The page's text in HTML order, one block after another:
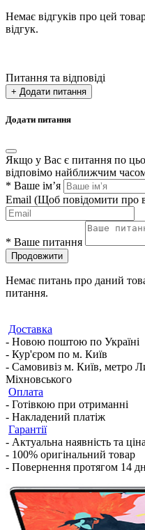
Немає відгуків про цей
відгук.
Питання та відповіді
+ Додати питання
Додати питання
Якщо у Вас є питання по
відповімо найближчим
* Ваше ім’я
Email (Щоб повідомити про
* Ваше питання
Продовжити
Немає питань про даний
питання.
Доставка
- Новою поштою по Україні
- Кур'єром по м. Київ
- Самовивіз м. Київ, метро
Міхновського
Оплата
- Готівкою при отриманні
- Накладений платіж
Гарантії
- Актуальна наявність та ціна
- 100% оригінальний товар
- Повернення протягом 14